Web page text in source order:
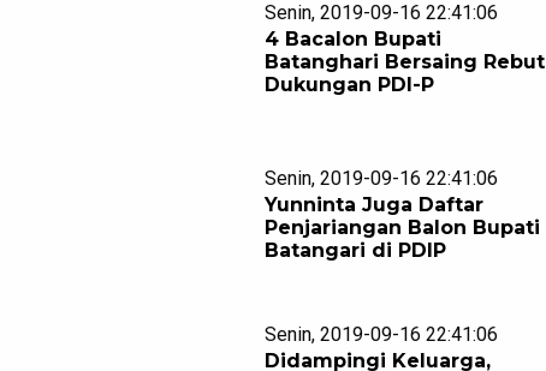
Senin, 2019-09-16 22:41:06
4 Bacalon Bupati
Batanghari Bersaing Rebut
Dukungan PDI-P
Senin, 2019-09-16 22:41:06
Yunninta Juga Daftar
Penjariangan Balon Bupati
Batangari di PDIP
Senin, 2019-09-16 22:41:06
Didampingi Keluarga,